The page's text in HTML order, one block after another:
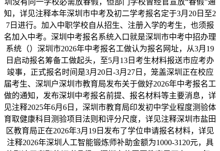
圳没有同一学校必需放春假，但部门学校曾经官宣放“春假”通
知，详见注释本年深圳市中考及初二学考报名定于3月20日至2
7日进行。加入中职学校自从招生、注册入学的考生，也须报
名加入中考。深圳中考报名系统入口就是深圳市中考中招办理
系统（）深圳市2026年中考报名工做认为报名网址，从3月19
日启动报名筹备工做起头，至5月13日考生材料报送市应考办
竣事，正式报名时间是3月20日-3月27日，笼盖深圳正在校应
届考生、深圳户深圳市教育局发布关于做好2026年中考报名工
做的通知，发布深圳中考报名前提、报名材料等主要消息，详
见注释2025年6月6日，深圳市教育局印发初中学业程度测验体
育取健康科目测验项目法则和评分尺度，详见注释深圳市盐田
区教育局正在2026年3月19日发布了学位申请报名材料，详见
注释2026年深圳人工智能锻炼师补助金额为‌1000-3120元‌，具